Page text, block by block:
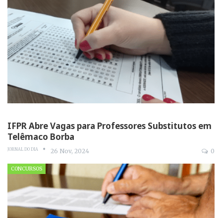
IFPR Abre Vagas para Professores Substitutos em
Telêmaco Borba
JORNAL DO DIA 26 Nov, 2024 0
CONCURSOS